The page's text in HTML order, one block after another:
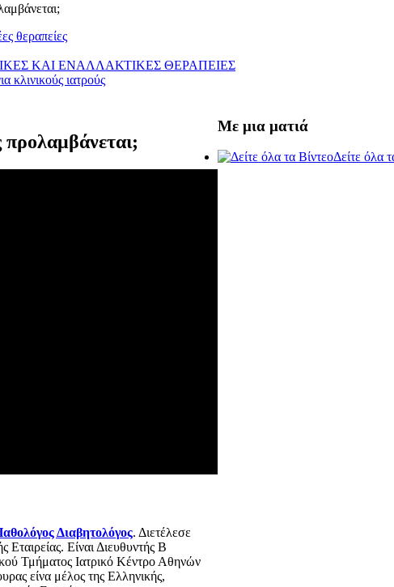
θεραπείες
ΚΑΙ ΕΝΑΛΛΑΚΤΙΚΕΣ ΘΕΡΑΠΕΙΕΣ
κλινικούς ιατρούς
προλαμβάνεται;
Διαβητολόγος. Διετέλεσε
Εταιρείας. Είναι Διευθυντής Β
Τμήματος Ιατρικό Κέντρο Αθηνών
είνα μέλος της Ελληνικής,
Με μια ματιά
Δείτε όλα